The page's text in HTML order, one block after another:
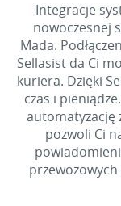
Integracje
nowoczesnej
Mada.
Sellasist da Ci
kuriera. Dzięki
czas i
automatyzację
pozwoli Ci